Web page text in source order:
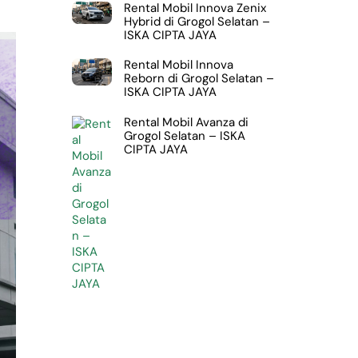
Rental Mobil Innova Zenix
Hybrid di Grogol Selatan –
ISKA CIPTA JAYA
Rental Mobil Innova
Reborn di Grogol Selatan –
ISKA CIPTA JAYA
Rental Mobil Avanza di
Grogol Selatan – ISKA
CIPTA JAYA